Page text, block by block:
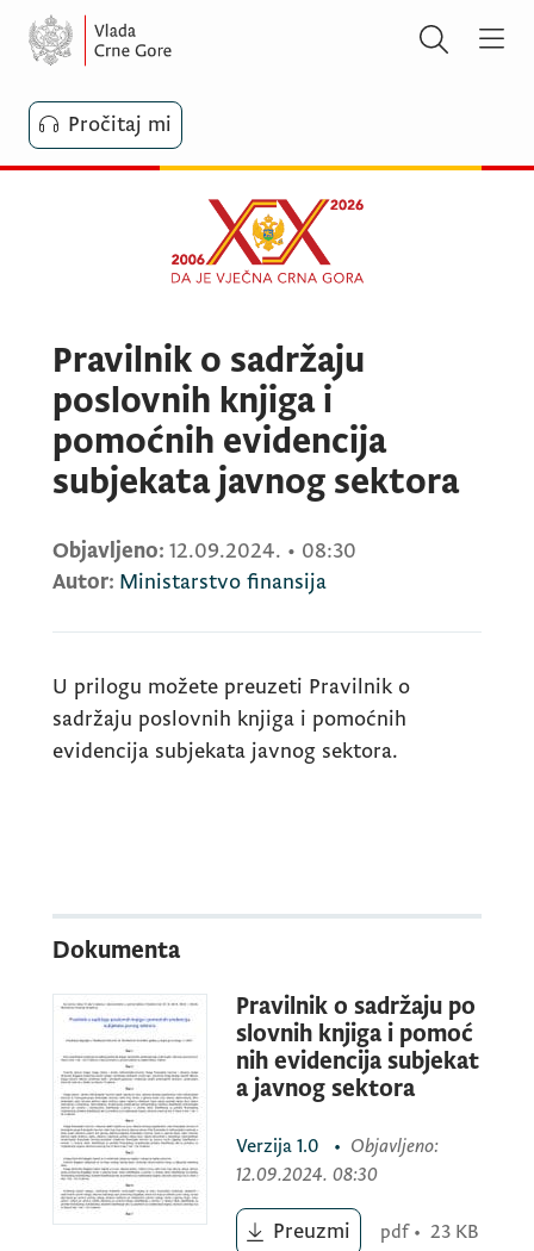
Pročitaj mi
Pravilnik o sadržaju
poslovnih knjiga i
pomoćnih evidencija
subjekata javnog sektora
Objavljeno: 12.09.2024. • 08:30
Autor: Ministarstvo finansija
U prilogu možete preuzeti Pravilnik o
sadržaju poslovnih knjiga i pomoćnih
evidencija subjekata javnog sektora.
Dokumenta
Pravilnik o sadržaju po
slovnih knjiga i pomoć
nih evidencija subjekat
a javnog sektora
Verzija 1.0 • Objavljeno:
12.09.2024. 08:30
Preuzmi pdf • 23 KB